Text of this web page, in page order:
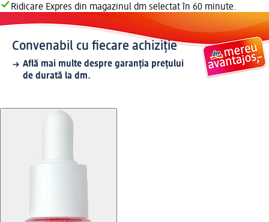
Ridicare Expres din magazinul dm selectat în 60 minute.
Convenabil cu fiecare achiziție
Află mai multe despre garanția prețului
de durată la dm.